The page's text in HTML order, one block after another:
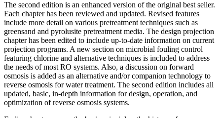
The second edition is an enhanced version of the original best seller.
Each chapter has been reviewed and updated. Revised features
include more detail on various pretreatment techniques such as
greensand and pyrolusite pretreatment media. The design projection
chapter has been edited to include up-to-date information on current
projection programs. A new section on microbial fouling control
featuring chlorine and alternative techniques is included to address
the needs of most RO systems. Also, a discussion on forward
osmosis is added as an alternative and/or companion technology to
reverse osmosis for water treatment. The second edition includes all
updated, basic, in-depth information for design, operation, and
optimization of reverse osmosis systems.